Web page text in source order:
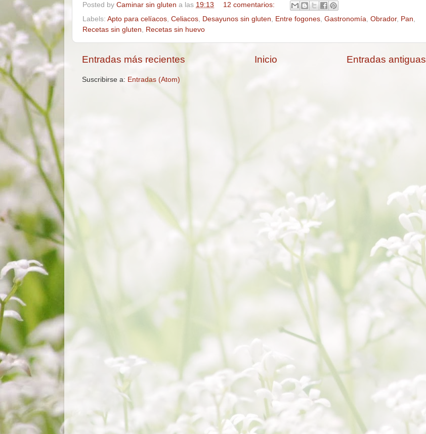
Posted by Caminar sin gluten a las 19:13
12 comentarios:
Labels: Apto para celíacos Celiacos Desayunos sin gluten Entre fogones Gastronomía Obrador, Pan
Recetas sin gluten
Recetas sin huevo
Entradas más recientes Entradas antiguas
Inicio
Suscribirse a: Entradas (Atom)